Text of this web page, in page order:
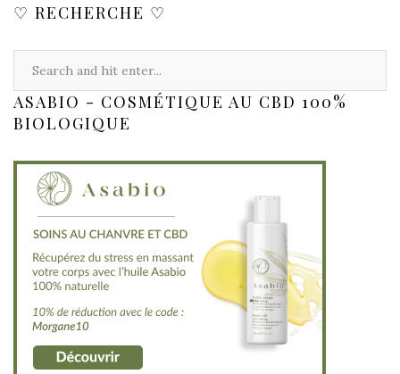
♡ RECHERCHE ♡
ASABIO - COSMÉTIQUE AU CBD 100%
BIOLOGIQUE